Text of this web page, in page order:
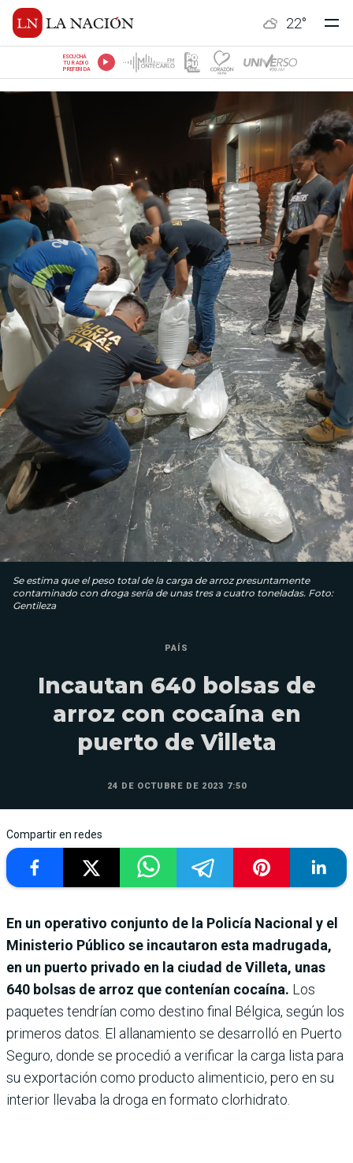
22°
ESCUCHÁ
TU RADIO
PREFERIDA
Se estima que el peso total de la carga de arroz presuntamente
contaminado con droga sería de unas tres a cuatro toneladas. Foto:
Gentileza
PAÍS
Incautan 640 bolsas de
arroz con cocaína en
puerto de Villeta
24 DE OCTUBRE DE 2023 7:50
Compartir en redes
En un operativo conjunto de la Policía Nacional y el
Ministerio Público se incautaron esta madrugada,
en un puerto privado en la ciudad de Villeta, unas
640 bolsas de arroz que contenían cocaína. Los
paquetes tendrían como destino final Bélgica, según los
primeros datos. El allanamiento se desarrolló en Puerto
Seguro, donde se procedió a verificar la carga lista para
su exportación como producto alimenticio, pero en su
interior llevaba la droga en formato clorhidrato.